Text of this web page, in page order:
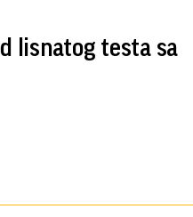
lisnatog testa sa